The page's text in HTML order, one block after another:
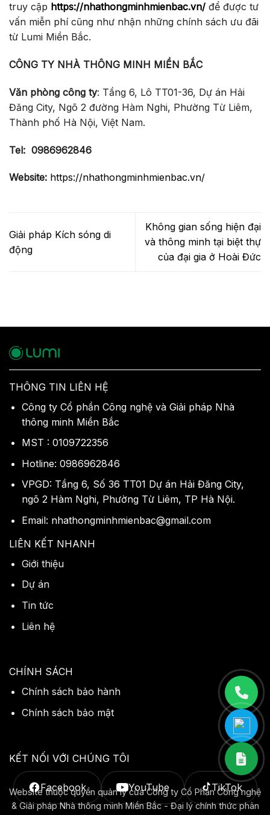
truy cập https://nhathongminhmienbac.vn/ để được tư
vấn miễn phí cũng như nhận những chính sách ưu đãi
từ Lumi Miền Bắc.
CÔNG TY NHÀ THÔNG MINH MIỀN BẮC
Văn phòng công ty: Tầng 6, Lô TT01-36, Dự án Hải
Đăng City, Ngõ 2 đường Hàm Nghi, Phường Từ Liêm,
Thành phố Hà Nội, Việt Nam.
Tel: 0986962846
Website: https://nhathongminhmienbac.vn/
Giải pháp Kích sóng di
động
Không gian sống hiện đại
và thông minh tại biệt thự
của đại gia ở Hoài Đức
THÔNG TIN LIÊN HỆ
Công ty Cổ phần Công nghệ và Giải pháp Nhà
thông minh Miền Bắc
MST : 0109722356
Hotline: 0986962846
VPGD: Tầng 6, Số 36 TT01 Dự án Hải Đăng City,
ngõ 2 Hàm Nghi, Phường Từ Liêm, TP Hà Nội.
Email: nhathongminhmienbac@gmail.com
LIÊN KẾT NHANH
Giới thiệu
Dự án
Tin tức
Liên hệ
CHÍNH SÁCH
Chính sách bảo hành
Chính sách bảo mật
KẾT NỐI VỚI CHÚNG TÔI
Facebook YouTube TikTok
Website thuộc quyền quản lý của Công ty Cổ Phần Công nghệ
& Giải pháp Nhà thông minh Miền Bắc - Đại lý chính thức phân